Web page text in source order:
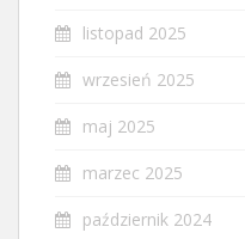
listopad 2025
wrzesień 2025
maj 2025
marzec 2025
październik 2024